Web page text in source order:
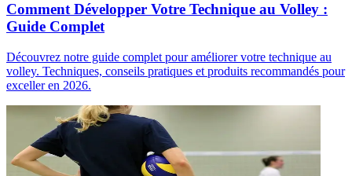
Comment Développer Votre Technique au Volley :
Guide Complet
Découvrez notre guide complet pour améliorer votre technique au
volley. Techniques, conseils pratiques et produits recommandés pour
exceller en 2026.